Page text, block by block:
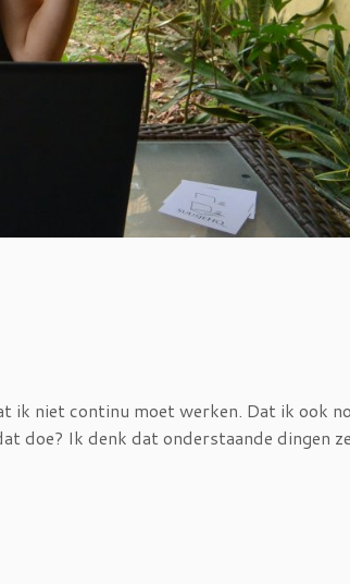
ik niet continu moet werken. Dat ik ook
doe? Ik denk dat onderstaande dingen